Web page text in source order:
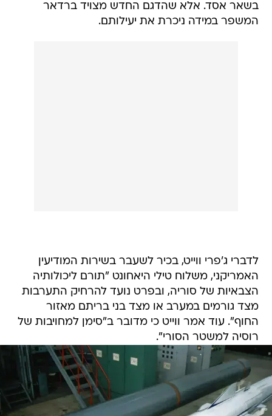
בשאר אסד. אלא שהדגם החדש מצויד ברדאר
המשפר במידה ניכרת את יעילותם.
לדברי ג'פרי ווייט, בכיר לשעבר בשירות המודיעין
האמריקני, משלוח טילי היאחונט "תורם ליכולותיה
הצבאיות של סוריה, ובפרט נועד להרחיק התערבות
מצד גורמים במערב או מצד בני בריתם מאזור
החוף". עוד אמר ווייט כי מדובר ב"סימן למחויבות של
רוסיה למשטר הסורי".